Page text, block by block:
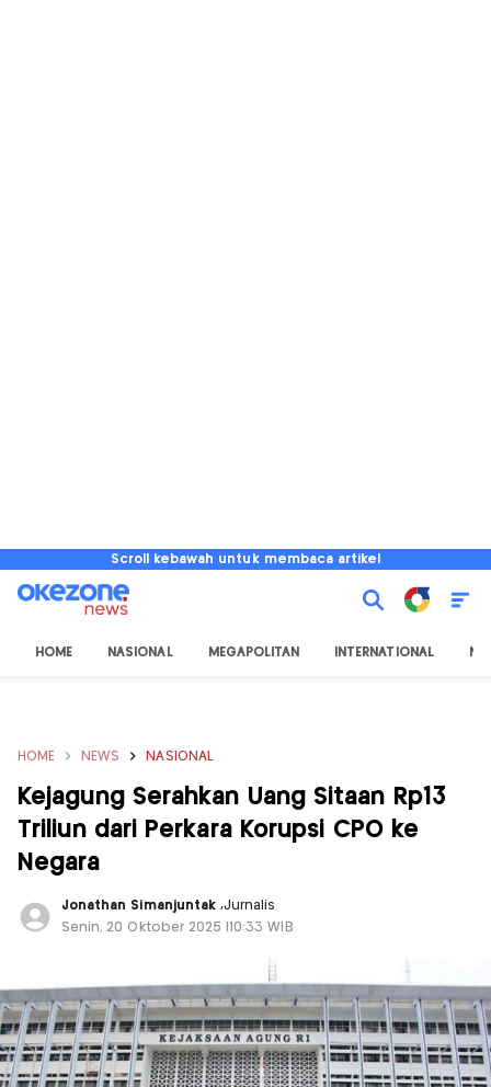
Scroll kebawah untuk membaca artikel
HOME NASIONAL MEGAPOLITAN INTERNATIONAL
HOME NEWS NASIONAL
Kejagung Serahkan Uang Sitaan Rp13
Triliun dari Perkara Korupsi CPO ke
Negara
Jonathan Simanjuntak,Jurnalis
Senin, 20 Oktober 2025 |10:33 WIB